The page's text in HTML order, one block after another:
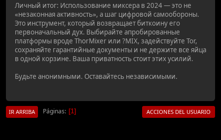
Личный итог: Использование миксера в 2024 — это не
«незаконная активность», а шаг цифровой самообороны.
Это инструмент, который возвращает биткоину его
первоначальный дух. Выбирайте апробированные
платформы вроде ThorMixer или ?MIX, задействуйте Tor,
сохраняйте гарантийные документы и не держите все яйца
в одной корзине. Ваша приватность стоит этих усилий.
Будьте анонимными. Оставайтесь независимыми.
IR ARRIBA Páginas 1 ACCIONES DEL USUARIO